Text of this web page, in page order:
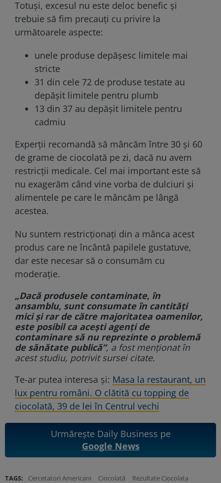
Totuși, excesul nu este deloc benefic și
trebuie să fim precauți cu privire la
următoarele aspecte:
unele produse depășesc limitele mai
stricte
31 din cele 72 de produse testate au
depăşit limitele pentru plumb
13 din 37 au depăşit limitele pentru
cadmiu
Experții recomandă să mâncăm între 30 și 60
de grame de ciocolată pe zi, dacă nu avem
restricții medicale. Cel mai important este să
nu exagerăm când vine vorba de dulciuri și
alimentele pe care le mâncăm pe lângă
acestea.
Nu suntem restricționați din a mânca acest
produs care ne încântă papilele gustatuve,
dar este necesar să o consumăm cu
moderație.
„Dacă produsele contaminate, în
ansamblu, sunt consumate în cantităţi
mici şi rar de către majoritatea oamenilor,
este posibil ca aceşti agenţi de
contaminare să nu reprezinte o problemă
de sănătate publică”, a fost menționat în
acest studiu, potrivit sursei citate.
Te-ar putea interesa și: Masa la restaurant, un
lux pentru români. O clătită cu topping de
ciocolată, 39 de lei în Centrul vechi
Urmărește Daily Business pe
Google News
TAGS: Cercetatori Americani Ciocolată Rezultate Ciocolata